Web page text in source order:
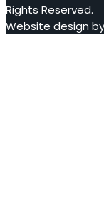
Rights Reserved.
Website design by